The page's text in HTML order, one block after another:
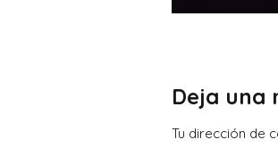
Deja una
Tu dirección de